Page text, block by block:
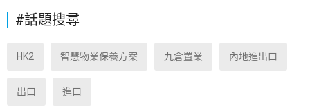
#話題搜尋
HK2 智慧物業保養方案 九倉置業 內地進出口
出口 進口